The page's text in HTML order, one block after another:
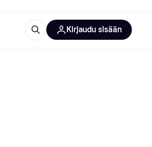
Kirjaudu sisään